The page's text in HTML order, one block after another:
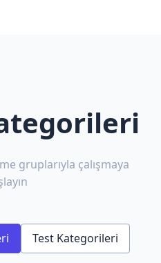
gruplarıyla çalışmaya
Test Kategorileri